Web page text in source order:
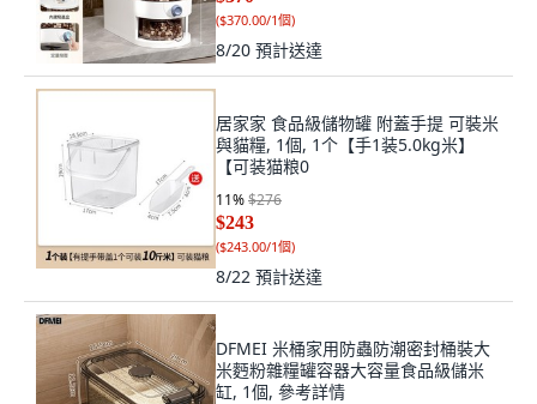
($370.00/1個)
8/20 預計送達
居家家 食品級儲物罐 附蓋手提 可裝米
與貓糧, 1個, 1个【手1装5.0kg米】
【可装猫粮0
11%$276
$243
($243.00/1個)
8/22 預計送達
DFMEI 米桶家用防蟲防潮密封桶裝大
米麪粉雜糧罐容器大容量食品級儲米
缸, 1個, 參考詳情